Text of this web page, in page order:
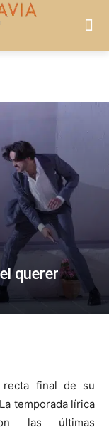
querer
recta final de su
temporada lírica
las últimas